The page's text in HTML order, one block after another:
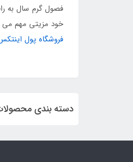
فصول گرم سال به
خود مزیتی مهم می
فروشگاه پول
دسته بندی